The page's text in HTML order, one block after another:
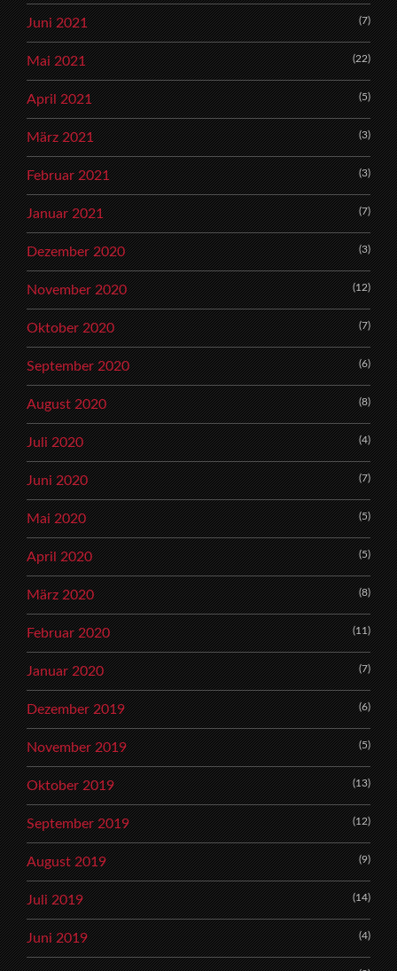
Juni 2021 (7)
Mai 2021 (22)
April 2021 (5)
März 2021 (3)
Februar 2021 (3)
Januar 2021 (7)
Dezember 2020 (3)
November 2020 (12)
Oktober 2020 (7)
September 2020 (6)
August 2020 (8)
Juli 2020 (4)
Juni 2020 (7)
Mai 2020 (5)
April 2020 (5)
März 2020 (8)
Februar 2020 (11)
Januar 2020 (7)
Dezember 2019 (6)
November 2019 (5)
Oktober 2019 (13)
September 2019 (12)
August 2019 (9)
Juli 2019 (14)
Juni 2019 (4)